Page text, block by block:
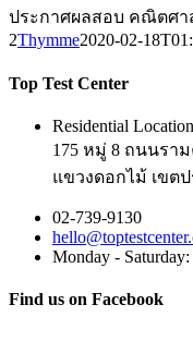
ประกาศผลสอบ คณิตศา
2Thymme2020-02-
Top Test Center
Residential Location
175 หมู่ 8 ถนนรา
แขวงดอกไม้ เขตป
02-739-9130
Monday -
Find us on Facebook